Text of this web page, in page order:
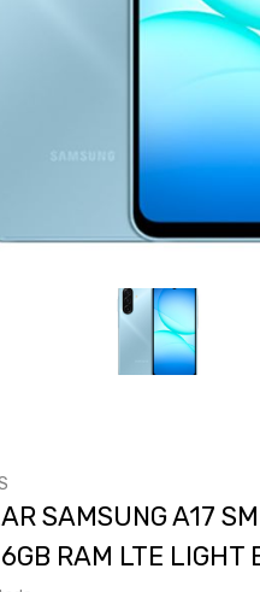
SAMSUNG A17
RAM LTE LIGHT